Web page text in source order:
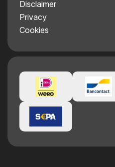
Disclaimer
Privacy
Cookies